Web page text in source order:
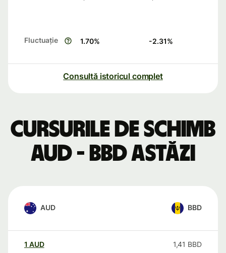
Fluctuație 1.70% -2.31%
Consultă istoricul complet
Cursurile de schimb
AUD - BBD astăzi
AUD BBD
1 AUD 1,41 BBD